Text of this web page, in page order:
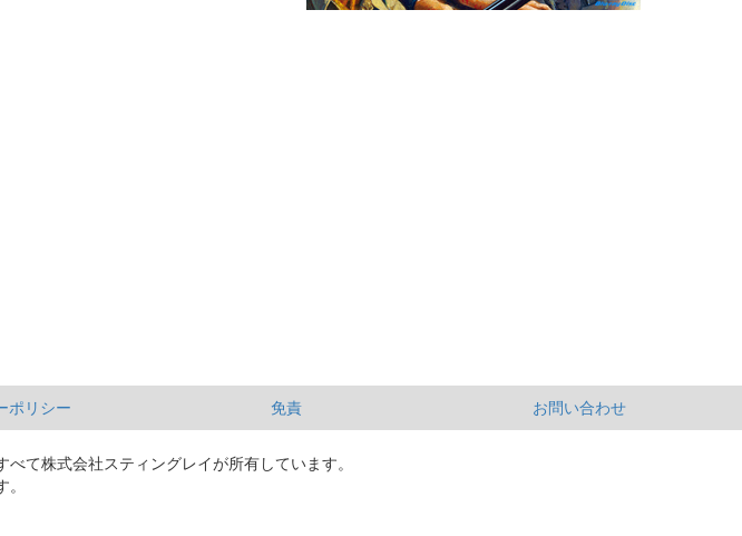
ポリシー 免責 お問い合わせ
て株式会社スティングレイが所有しています。